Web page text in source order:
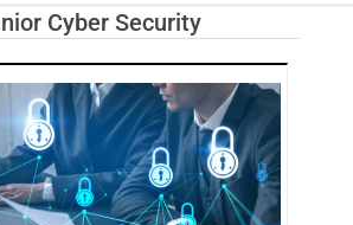
TRENDS
Cyber Security